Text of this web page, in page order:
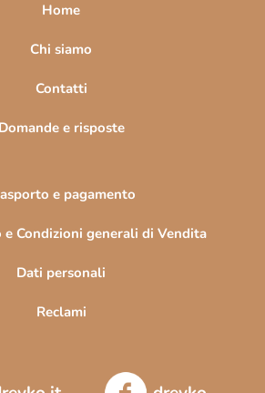
Home
Chi siamo
Contatti
Domande e risposte
e pagamento
e Condizioni generali di Vendita
Dati personali
Reclami